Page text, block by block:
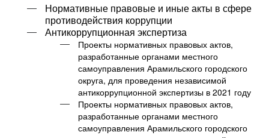
Нормативные правовые и иные акты в сфере
противодействия коррупции
Антикоррупционная экспертиза
Проекты нормативных правовых актов,
разработанные органами местного
самоуправления Арамильского городского
округа, для проведения независимой
антикоррупционной экспертизы в 2021 году
Проекты нормативных правовых актов,
разработанные органами местного
самоуправления Арамильского городского